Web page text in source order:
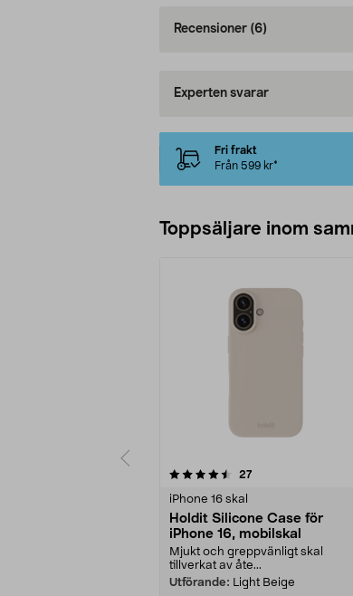
Recensioner (6)
Experten svarar
Fri frakt
Från 599 kr*
Toppsäljare inom
27recensioner
iPhone 16 skal
Holdit Silicone Case för
iPhone 16, mobilskal
Mjukt och greppvänligt skal
tillverkat av åte...
Utförande: Light Beige
4.5 av 5 stjärnor